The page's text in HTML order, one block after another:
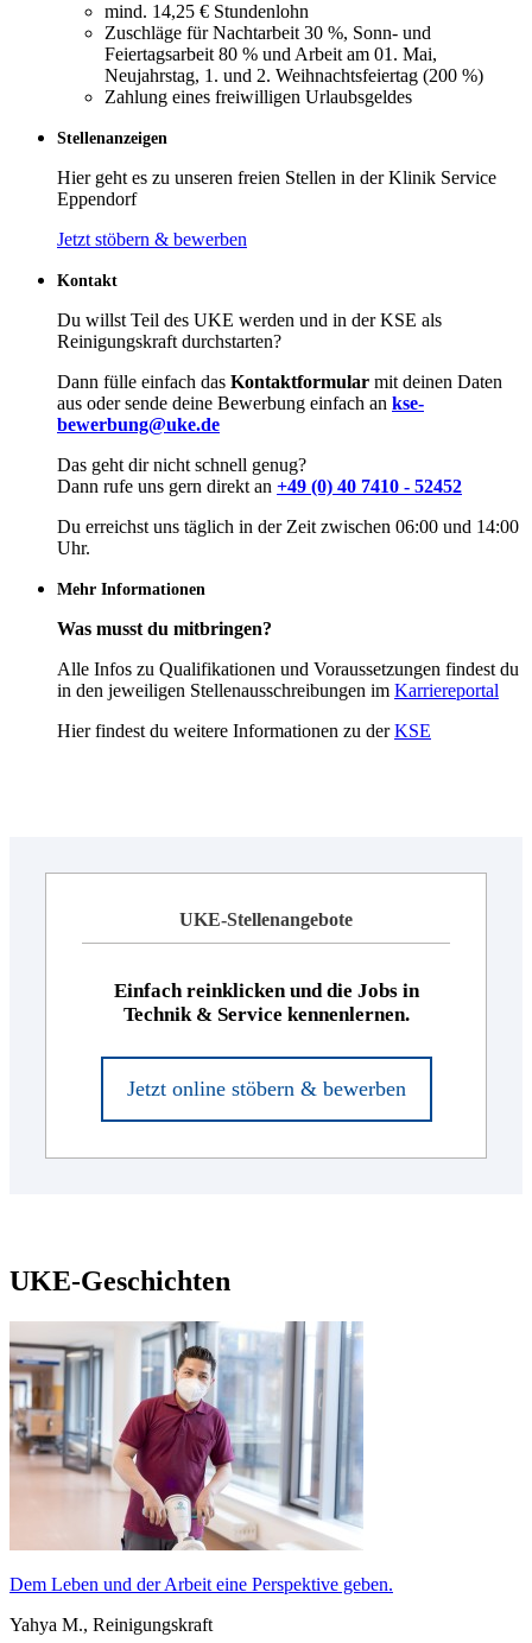
mind. 14,25 € Stundenlohn
Zuschläge für Nachtarbeit 30 %, Sonn- und
Feiertagsarbeit 80 % und Arbeit am 01. Mai,
Neujahrstag, 1. und 2. Weihnachtsfeiertag (200 %)
Zahlung eines freiwilligen Urlaubsgeldes
Stellenanzeigen
Hier geht es zu unseren freien Stellen in der Klinik Service
Eppendorf
Jetzt stöbern & bewerben
Kontakt
Du willst Teil des UKE werden und in der KSE als
Reinigungskraft durchstarten?
Dann fülle einfach das Kontaktformular mit deinen Daten
aus oder sende deine Bewerbung einfach an kse-
bewerbung@uke.de
Das geht dir nicht schnell genug?
Dann rufe uns gern direkt an +49 (0) 40 7410 - 52452
Du erreichst uns täglich in der Zeit zwischen 06:00 und 14:00
Uhr.
Mehr Informationen
Was musst du mitbringen?
Alle Infos zu Qualifikationen und Voraussetzungen findest du
in den jeweiligen Stellenausschreibungen im Karriereportal
Hier findest du weitere Informationen zu derKSE
UKE-Stellenangebote
Einfach reinklicken und die Jobs in
Technik & Service kennenlernen.
Jetzt online stöbern & bewerben
UKE-Geschichten
Dem Leben und der Arbeit eine Perspektive geben.
Yahya M., Reinigungskraft